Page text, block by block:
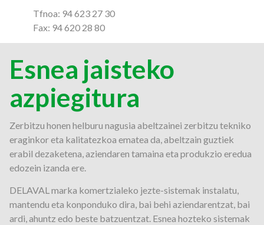
Tfnoa: 94 623 27 30
Fax: 94 620 28 80
Esnea jaisteko
azpiegitura
Zerbitzu honen helburu nagusia abeltzainei zerbitzu tekniko
eraginkor eta kalitatezkoa ematea da, abeltzain guztiek
erabil dezaketena, aziendaren tamaina eta produkzio eredua
edozein izanda ere.
DELAVAL marka komertzialeko jezte-sistemak instalatu,
mantendu eta konponduko dira, bai behi aziendarentzat, bai
ardi, ahuntz edo beste batzuentzat. Esnea hozteko sistemak